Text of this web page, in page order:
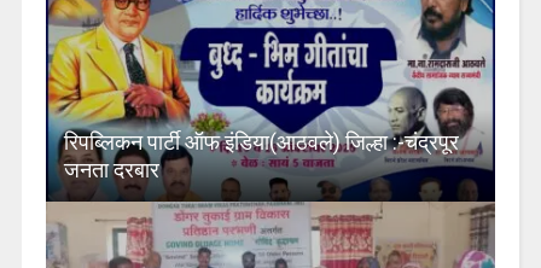
रिपब्लिकन पार्टी ऑफ इंडिया(आठवले) जिल्हा :-चंद्रपूर
जनता दरबार